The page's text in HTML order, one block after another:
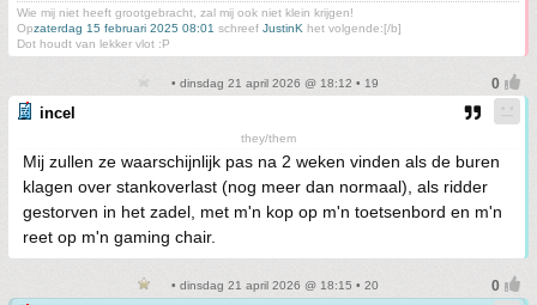
Wie mij niet heeft grootgebracht, zal mij ook niet klein krijgen!
Opzaterdag 15 februari 2025 08:01 schreef JustinK het volgende:[/b]
Dot houdt van lekker vlot :P
• dinsdag 21 april 2026 @ 18:12 • 19
incel
they/them
Mij zullen ze waarschijnlijk pas na 2 weken vinden als de buren
klagen over stankoverlast (nog meer dan normaal), als ridder
gestorven in het zadel, met m'n kop op m'n toetsenbord en m'n
reet op m'n gaming chair.
• dinsdag 21 april 2026 @ 18:15 • 20